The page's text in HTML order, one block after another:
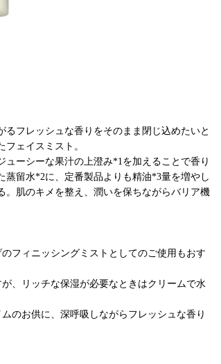
フレッシュな香りをそのまま閉じ込めたいと
ェイスミスト。
ーシーな果汁の上澄み*1を加えることで香り
留水*2に、定番製品よりも精油*3量を増やし
。肌のキメを整え、潤いを保ちながらバリア機
フィニッシングミストとしてのご使用もおす
、リッチな保湿が必要なときはクリームで水
のお供に、深呼吸しながらフレッシュな香り